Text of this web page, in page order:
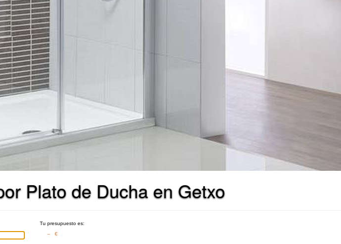
Plato de Ducha en Getxo
Tu presupuesto es:
– €